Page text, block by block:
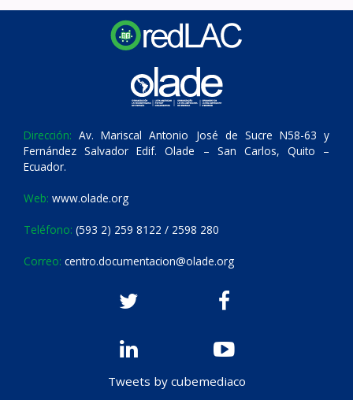
Dirección: Av. Mariscal Antonio José de Sucre N58-63 y
Fernández Salvador Edif. Olade – San Carlos, Quito –
Ecuador.
Web: www.olade.org
Teléfono: (593 2) 259 8122 / 2598 280
Correo: centro.documentacion@olade.org
Tweets by cubemediaco